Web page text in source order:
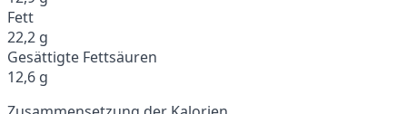
Fett
22,2 g
Gesättigte Fettsäuren
12,6 g